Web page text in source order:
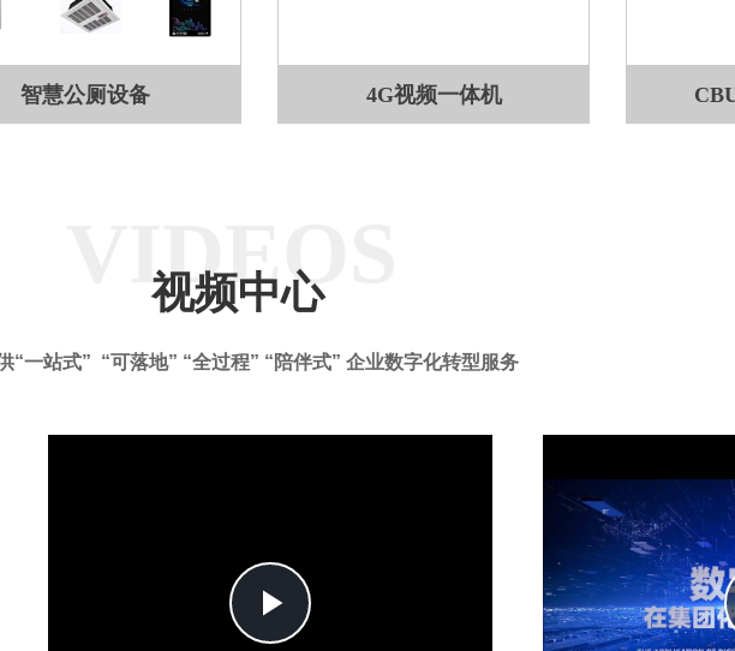
“一站式” “可落地” “全过程” “陪伴式” 企业数字化转型服务
VIDEOS
视频中心
Play
智慧公厕设备 4G视频一体机